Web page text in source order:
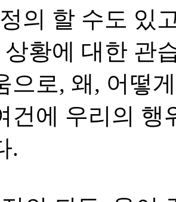
의 할 수도 있
상황에 대한 관
으로, 왜, 어떻
건에 우리의
.